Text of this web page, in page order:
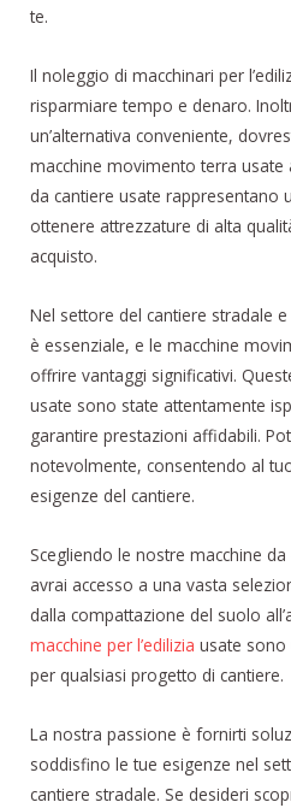
te.
Il noleggio di macchinari per
risparmiare tempo e denaro.
un’alternativa conveniente,
macchine movimento terra usate
da cantiere usate rappresentano
ottenere attrezzature di alta
acquisto.
Nel settore del cantiere stradale e
è essenziale, e le macchine
offrire vantaggi significativi.
usate sono state attentamente
garantire prestazioni affidabili.
notevolmente, consentendo al
esigenze del cantiere.
Scegliendo le nostre macchine
avrai accesso a una vasta
dalla compattazione del suolo
macchine per l’edilizia usate sono
per qualsiasi progetto di cantiere.
La nostra passione è fornirti
soddisfino le tue esigenze nel
cantiere stradale. Se desideri